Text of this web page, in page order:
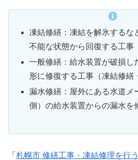
凍結修繕：凍結を解氷するな
不能な状態から回復する工事
一般修繕：給水装置が破損し
形に修復する工事（凍結修繕
漏水修繕：屋外にある水道メ
側）の給水装置からの漏水を
「 札幌市 修繕工事・凍結修理を行